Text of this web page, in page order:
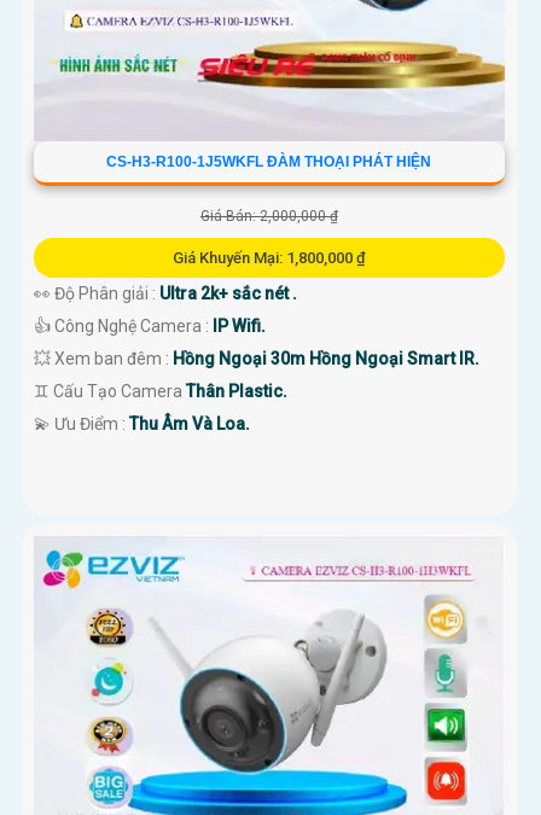
CS-H3-R100-1J5WKFL ĐÀM THOẠI PHÁT HIỆN
Giá Bán: 2,000,000 ₫
Giá Khuyến Mại: 1,800,000 ₫
👀 Độ Phân giải : Ultra 2k+ sắc nét .
👍 Công Nghệ Camera :
IP Wifi.
💥 Xem ban đêm : Hồng Ngoại 30m Hồng Ngoại Smart IR.
♊ Cấu Tạo CameraThân Plastic.
️💫 Ưu Điểm :Thu Âm Và Loa.